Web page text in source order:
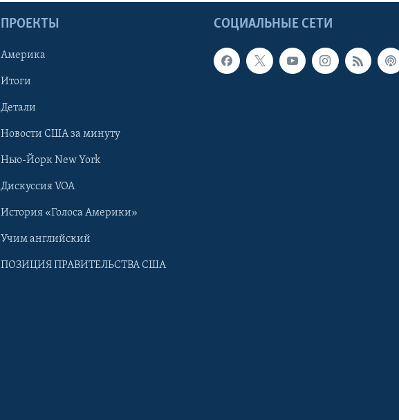
СОЦИАЛЬНЫЕ СЕТИ
ПРОЕКТЫ
Америка
Итоги
Детали
Новости США за минуту
Нью-Йорк New York
Дискуссия VOA
История «Голоса Америки»
Учим английский
ПОЗИЦИЯ ПРАВИТЕЛЬСТВА США